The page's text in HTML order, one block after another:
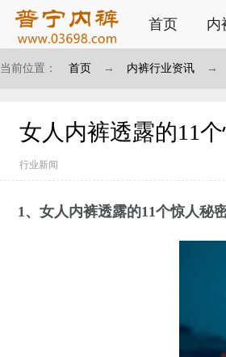
首页 内
当前位置： 首页 → 内裤行业资讯 →
女人内裤透露的11
行业新闻
1、女人内裤透露的11个惊人秘